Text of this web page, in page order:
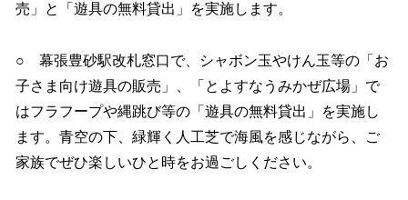
売」と「遊具の無料貸出」を実施します。
○ 幕張豊砂駅改札窓口で、シャボン玉やけん玉等の「お
子さま向け遊具の販売」、「とよすなうみかぜ広場」で
はフラフープや縄跳び等の「遊具の無料貸出」を実施し
ます。青空の下、緑輝く人工芝で海風を感じながら、ご
家族でぜひ楽しいひと時をお過ごしください。